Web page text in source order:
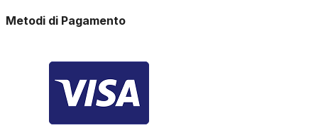
Metodi di Pagamento